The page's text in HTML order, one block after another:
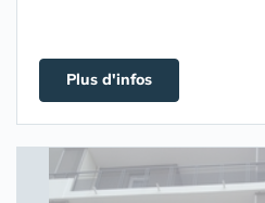
Plus d'infos